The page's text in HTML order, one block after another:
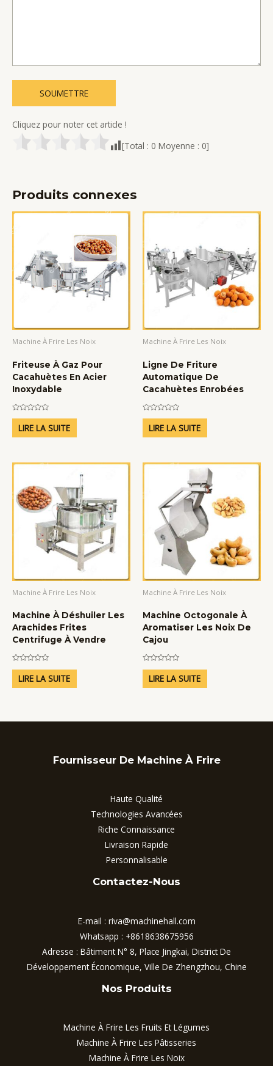
Cliquez pour noter cet article !
[Total : 0 Moyenne : 0]
Produits connexes
Machine À Frire Les Noix
Friteuse À Gaz Pour
Cacahuètes En Acier
Inoxydable
Note
sur
5
LIRE LA SUITE
Machine À Frire Les Noix
Ligne De Friture
Automatique De
Cacahuètes Enrobées
Note
sur
5
LIRE LA SUITE
Machine À Frire Les Noix
Machine À Déshuiler Les
Arachides Frites
Centrifuge À Vendre
Note
sur
5
LIRE LA SUITE
Machine À Frire Les Noix
Machine Octogonale À
Aromatiser Les Noix De
Cajou
Note
sur
5
LIRE LA SUITE
Fournisseur De Machine À Frire
Haute Qualité
Technologies Avancées
Riche Connaissance
Livraison Rapide
Personnalisable
Contactez-Nous
E-mail : riva@machinehall.com
Whatsapp : +8618638675956
Adresse : Bâtiment N° 8, Place Jingkai, District De
Développement Économique, Ville De Zhengzhou, Chine
Nos Produits
Machine À Frire Les Fruits Et Légumes
Machine À Frire Les Pâtisseries
Machine À Frire Les Noix